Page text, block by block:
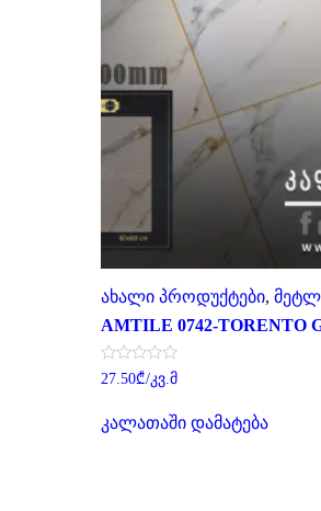
ახალი პროდუქტები,
AMTILE 0742-TORENTO
შეფასება
0
5-
დან
27.50₾/კვ.მ
კალათაში დამატება